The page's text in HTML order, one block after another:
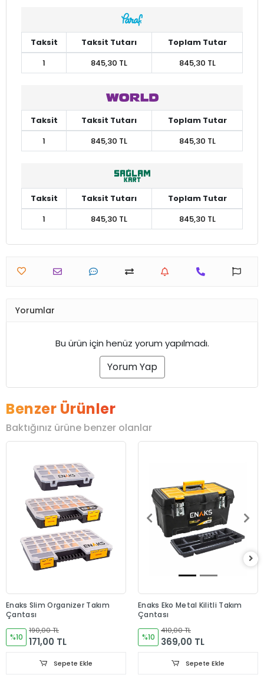
Taksit Taksit Tutarı
Toplam Tutar
1
845,30 TL 845,30 TL
Taksit Taksit Tutarı
Toplam Tutar
1
845,30 TL 845,30 TL
Taksit Taksit Tutarı
Toplam Tutar
1
845,30 TL 845,30 TL
Yorumlar
Bu ürün için henüz yorum yapılmadı.
Yorum Yap
Benzer Ürünler
Baktığınız ürüne benzer olanlar
Enaks Slim Organizer Takım
Çantası
%10
190,00 TL
171,00 TL
Sepete Ekle
Enaks Eko Metal Kilitli Takım
Çantası
%10
410,00 TL
369,00 TL
Sepete Ekle